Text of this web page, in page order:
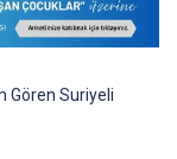
Gören Suriyeli